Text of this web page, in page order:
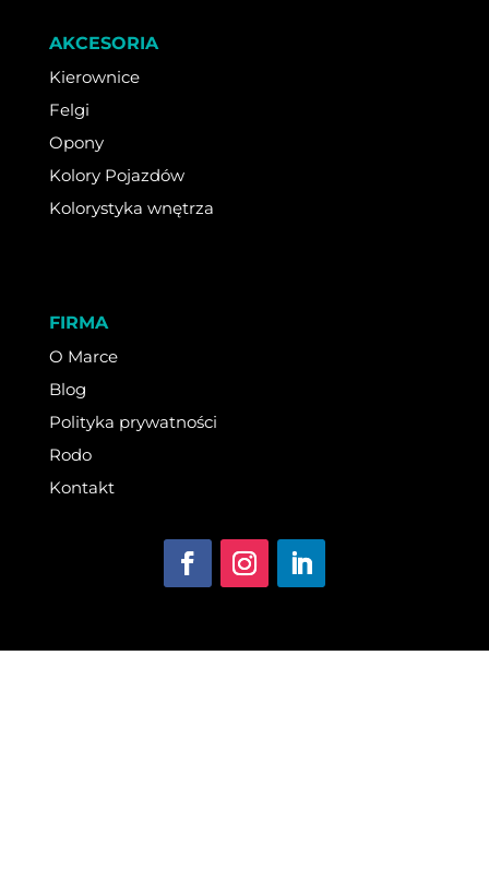
AKCESORIA
Kierownice
Felgi
Opony
Kolory Pojazdów
Kolorystyka wnętrza
FIRMA
O Marce
Blog
Polityka prywatności
Rodo
Kontakt